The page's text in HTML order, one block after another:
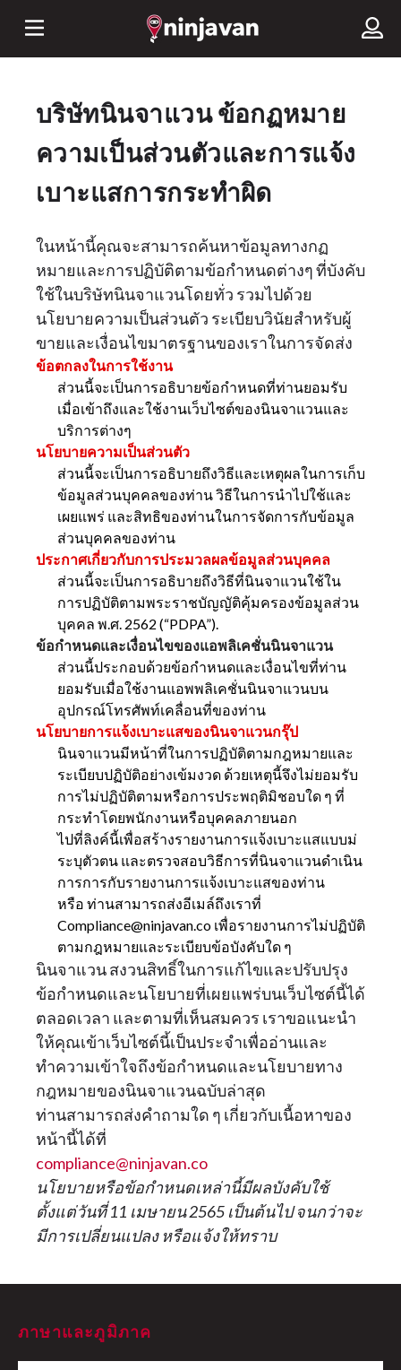
บริษัทนินจาแวน ข้อกฏหมาย
ความเป็นส่วนตัวและการแจ้ง
เบาะแสการกระทำผิด
ในหน้านี้คุณจะสามารถค้นหาข้อมูลทางกฏ
หมายและการปฏิบัติตามข้อกำหนดต่างๆ ที่บังคับ
ใช้ในบริษัทนินจาแวนโดยทั่ว รวมไปด้วย
นโยบายความเป็นส่วนตัว ระเบียบวินัยสำหรับผู้
ขายและเงื่อนไขมาตรฐานของเราในการจัดส่ง
ข้อตกลงในการใช้งาน
ส่วนนี้จะเป็นการอธิบายข้อกำหนดที่ท่านยอมรับ
เมื่อเข้าถึงและใช้งานเว็บไซต์ของนินจาแวนและ
บริการต่างๆ
นโยบายความเป็นส่วนตัว
ส่วนนี้จะเป็นการอธิบายถึงวิธีและเหตุผลในการเก็บ
ข้อมูลส่วนบุคคลของท่าน วิธีในการนำไปใช้และ
เผยแพร่ และสิทธิของท่านในการจัดการกับข้อมูล
ส่วนบุคคลของท่าน
ประกาศเกี่ยวกับการประมวลผลข้อมูลส่วนบุคคล
ส่วนนี้จะเป็นการอธิบายถึงวิธีที่นินจาแวนใช้ใน
การปฏิบัติตามพระราชบัญญัติคุ้มครองข้อมูลส่วน
บุคคล พ.ศ. 2562 (“PDPA”).
ข้อกำหนดและเงื่อนไขของแอพลิเคชั่นนินจาแวน
ส่วนนี้ประกอบด้วยข้อกำหนดและเงื่อนไขที่ท่าน
ยอมรับเมื่อใช้งานแอพพลิเคชั่นนินจาแวนบน
อุปกรณ์โทรศัพท์เคลื่อนที่ของท่าน
นโยบายการแจ้งเบาะแสของนินจาแวนกรุ๊ป
นินจาแวนมีหน้าที่ในการปฏิบัติตามกฎหมายและ
ระเบียบปฏิบัติอย่างเข้มงวด ด้วยเหตุนี้จึงไม่ยอมรับ
การไม่ปฏิบัติตามหรือการประพฤติมิชอบใด ๆ ที่
กระทำโดยพนักงานหรือบุคคลภายนอก
ไปที่ลิงค์นี้เพื่อสร้างรายงานการแจ้งเบาะแสแบบม่
ระบุตัวตน และตรวจสอบวิธีการที่นินจาแวนดำเนิน
การการกับรายงานการแจ้งเบาะแสของท่าน
หรือ ท่านสามารถส่งอีเมล์ถึงเราที่
Compliance@ninjavan.co เพื่อรายงานการไม่ปฏิบัติ
ตามกฎหมายและระเบียบข้อบังคับใด ๆ
นินจาแวน สงวนสิทธิ์ในการแก้ไขและปรับปรุง
ข้อกำหนดและนโยบายที่เผยแพร่บนเว็บไซต์นี้ได้
ตลอดเวลา และตามที่เห็นสมควร เราขอแนะนำ
ให้คุณเข้าเว็บไซต์นี้เป็นประจำเพื่ออ่านและ
ทำความเข้าใจถึงข้อกำหนดและนโยบายทาง
กฎหมายของนินจาแวนฉบับล่าสุด
ท่านสามารถส่งคำถามใด ๆ เกี่ยวกับเนื้อหาของ
หน้านี้ได้ที่
compliance@ninjavan.co
นโยบายหรือข้อกำหนดเหล่านี้มีผลบังคับใช้
ตั้งแต่วันที่ 11 เมษายน 2565 เป็นต้นไป จนกว่าจะ
มีการเปลี่ยนแปลง หรือแจ้งให้ทราบ
ภาษาและภูมิภาค